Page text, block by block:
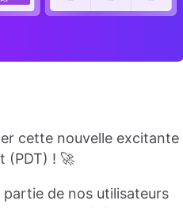
cette nouvelle excitante
(PDT) ! 🚀
de nos utilisateurs